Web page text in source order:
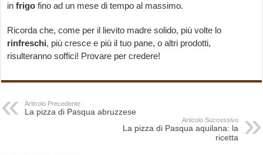
infrigo fino ad un mese di tempo al massimo.
Ricorda che, come per il lievito madre solido, più volte lo
rinfreschi, più cresce e più il tuo pane, o altri prodotti,
risulteranno soffici! Provare per credere!
Articolo Precedente
La pizza di Pasqua abruzzese
Articolo Successivo
La pizza di Pasqua aquilana: la
ricetta